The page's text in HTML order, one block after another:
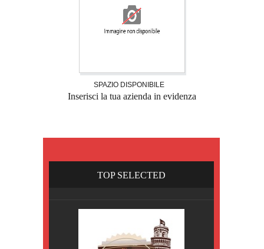
SPAZIO DISPONIBILE
Inserisci la tua azienda in evidenza
TOP SELECTED